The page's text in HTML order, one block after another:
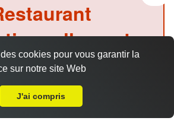
Panier Compte
ce soir
possible)
cookies pour vous garantir la
sur notre site Web
J'ai compris